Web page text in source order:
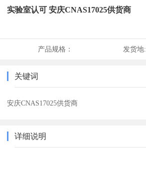
实验室认可 安庆CNAS17025供货商
产品规格： 发货地:
关键词
安庆CNAS17025供货商
详细说明